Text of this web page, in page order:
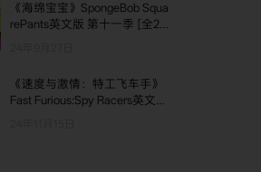
《海绵宝宝》SpongeBob Squa
rePants英文版 第十一季 [全26
《速度与激情：特工飞车手》
Fast Furious:Spy Racers英文版